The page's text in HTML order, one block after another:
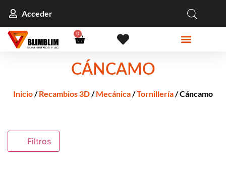
Acceder
0
CÁNCAMO
Inicio/Recambios 3D/Mecánica/Tornillería/ Cáncamo
Filtros